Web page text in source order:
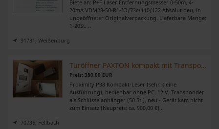
haben oder die sie im Rahmen Ihrer Nutzung der Dienste
gesammelt haben.
Biete an: P+F Laser Entfernungsmesser 0-50m, 4-
20mA VDM28-50-R1-IO/73c/110/122 Absolut neu, in
ungeöffneter Originalverpackung. Lieferbare Menge:
1-20St. ..
91781, Weißenburg
Türöffner PAXTON kompakt mit Transponder für 2 Türen (wie neu)
Preis: 380,00 EUR
Proximity P38 Kompakt-Leser (sehr kleine
Ausführung), bedienbar ohne PC, 12 V, Transponder
als Schlüsselanhänger (50 St.), neu - Gerät kam nicht
zum Einsatz (Neupreis: ca. 900,00 €) ..
70736, Fellbach